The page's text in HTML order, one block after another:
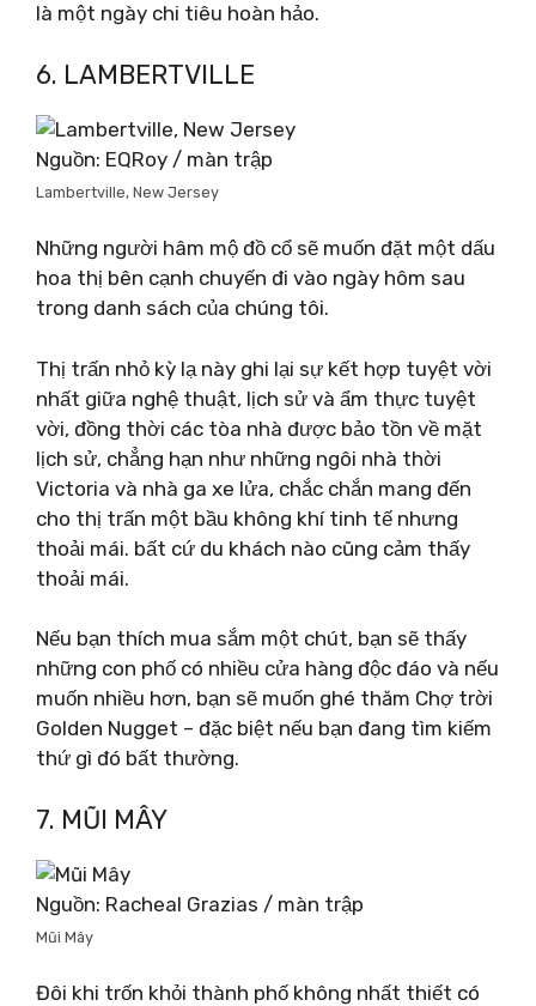
là một ngày chi tiêu hoàn hảo.
6. LAMBERTVILLE
Nguồn: EQRoy / màn trập
Lambertville, New Jersey
Những người hâm mộ đồ cổ sẽ muốn đặt một dấu
hoa thị bên cạnh chuyến đi vào ngày hôm sau
trong danh sách của chúng tôi.
Thị trấn nhỏ kỳ lạ này ghi lại sự kết hợp tuyệt vời
nhất giữa nghệ thuật, lịch sử và ẩm thực tuyệt
vời, đồng thời các tòa nhà được bảo tồn về mặt
lịch sử, chẳng hạn như những ngôi nhà thời
Victoria và nhà ga xe lửa, chắc chắn mang đến
cho thị trấn một bầu không khí tinh tế nhưng
thoải mái. bất cứ du khách nào cũng cảm thấy
thoải mái.
Nếu bạn thích mua sắm một chút, bạn sẽ thấy
những con phố có nhiều cửa hàng độc đáo và nếu
muốn nhiều hơn, bạn sẽ muốn ghé thăm Chợ trời
Golden Nugget – đặc biệt nếu bạn đang tìm kiếm
thứ gì đó bất thường.
7. MŨI MÂY
Nguồn: Racheal Grazias / màn trập
Mũi Mây
Đôi khi trốn khỏi thành phố không nhất thiết có